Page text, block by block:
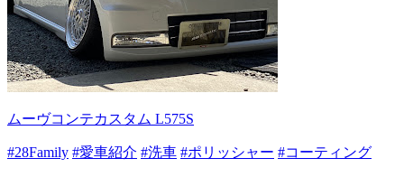
ムーヴコンテカスタム L575S
#28Family #愛車紹介 #洗車 #ポリッシャー #コーティング